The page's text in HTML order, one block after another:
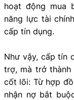
hoạt động mua
năng lực tài
cấp tín dụng.
Như vậy, cấp tín
trợ, mà trở thành
cốt lõi: Từ hợp
nhận nợ bắt